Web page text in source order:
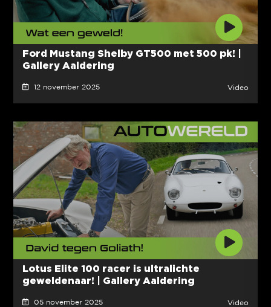
Ford Mustang Shelby GT500 met 500 pk! |
Gallery Aaldering
12 november 2025 Video
Lotus Elite 100 racer is ultralichte
geweldenaar! | Gallery Aaldering
05 november 2025 Video